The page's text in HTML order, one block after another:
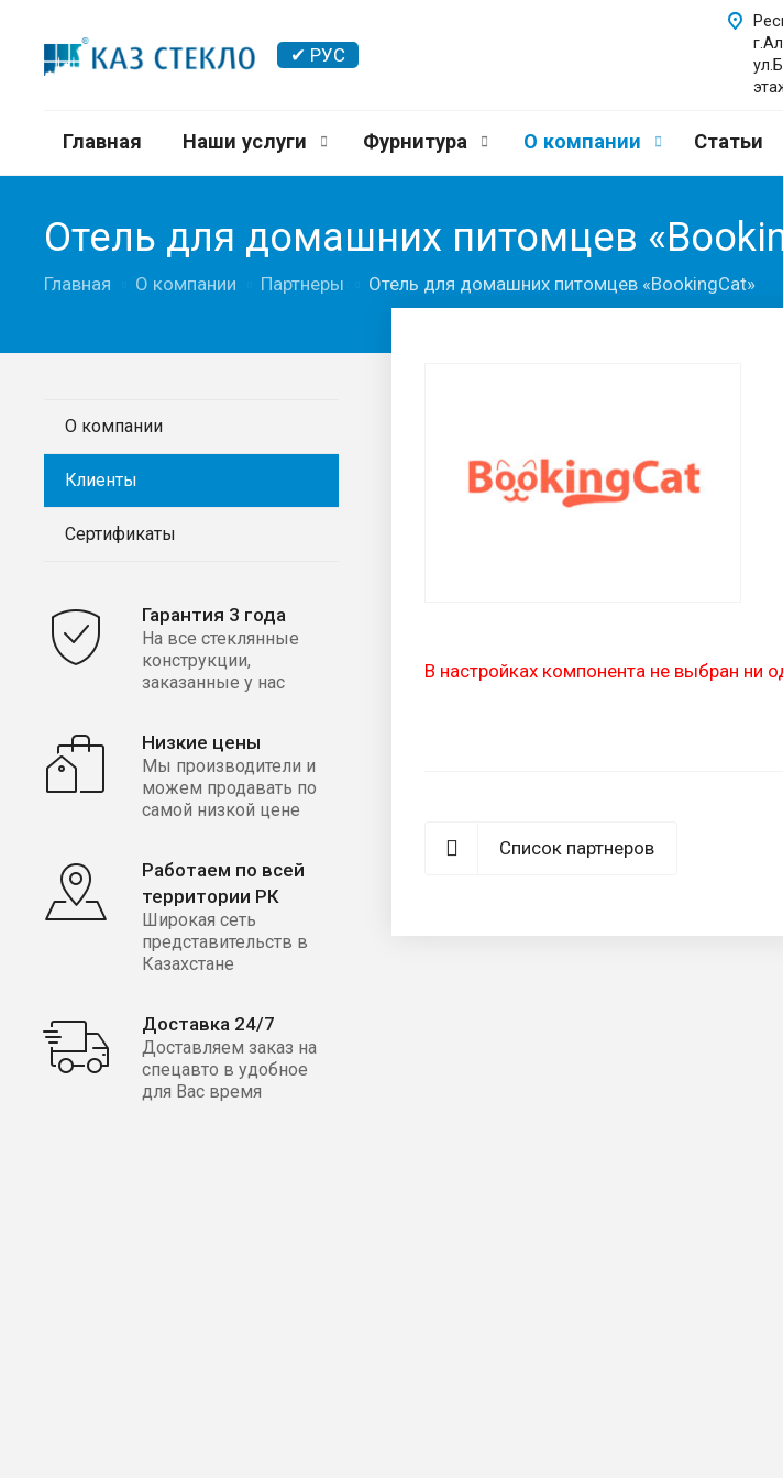
✔ РУС
Главная Наши услуги Фурнитура О компании Статьи
Отель для домашних питомцев
Главная О компании Партнеры Отель для домашних питомцев «BookingCat»
В настройках компонента не выбран ни
Список партнеров
О компании
Клиенты
Сертификаты
Гарантия 3 года
На все стеклянные
конструкции,
заказанные у нас
Низкие цены
Мы производители и
можем продавать по
самой низкой цене
Работаем по всей
территории РК
Широкая сеть
представительств в
Казахстане
Доставка 24/7
Доставляем заказ на
спецавто в удобное
для Вас время